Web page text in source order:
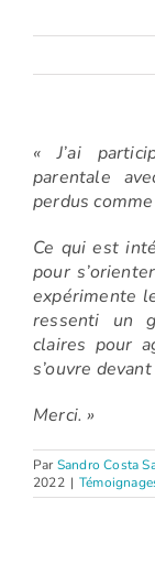
« J’ai
parentale
perdus
Ce qui est
pour
expérimente
ressenti un
claires pour
s’ouvre
Merci. »
Par Sandro Costa
2022 |